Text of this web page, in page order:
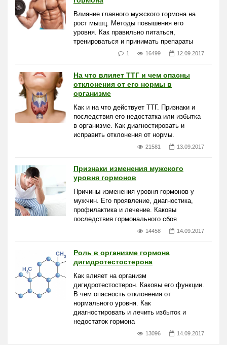
Влияние главного мужского гормона на
рост мышц. Методы повышения его
уровня. Как правильно питаться,
тренироваться и принимать препараты
1 16499 12.09.2017
На что влияет ТТГ и чем опасны
отклонения от его нормы в
организме
Как и на что действует ТТГ. Признаки и
последствия его недостатка или избытка
в организме. Как диагностировать и
исправить отклонения от нормы.
21581 13.09.2017
Признаки изменения мужского
уровня гормонов
Причины изменения уровня гормонов у
мужчин. Его проявление, диагностика,
профилактика и лечение. Каковы
последствия гормонального сбоя
14458 14.09.2017
Роль в организме гормона
дигидротестостерона
Как влияет на организм
дигидротестостерон. Каковы его функции.
В чем опасность отклонения от
нормального уровня. Как
диагностировать и лечить избыток и
недостаток гормона
13096 14.09.2017